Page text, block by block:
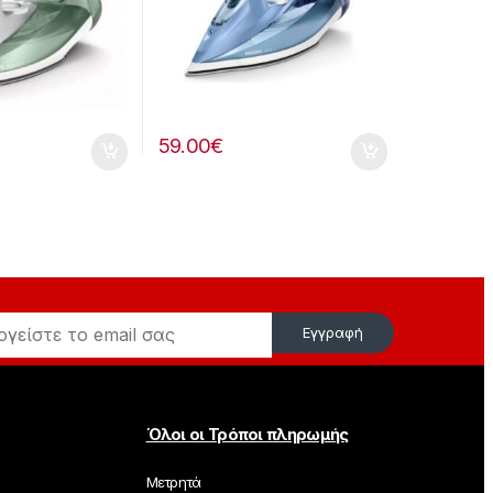
59.00€
Εγγραφή
Όλοι οι Τρόποι πληρωμής
Μετρητά